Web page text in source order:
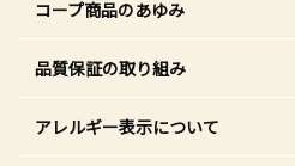
コープ商品のあゆみ
品質保証の取り組み
アレルギー表示について